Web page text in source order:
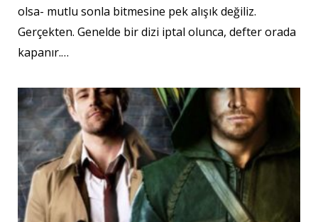
olsa- mutlu sonla bitmesine pek alışık değiliz.
Gerçekten. Genelde bir dizi iptal olunca, defter orada
kapanır.…